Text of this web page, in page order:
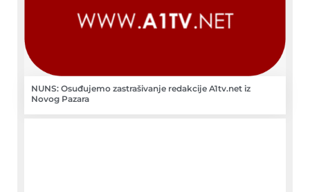
NUNS: Osuđujemo zastrašivanje redakcije A1tv.net iz
Novog Pazara